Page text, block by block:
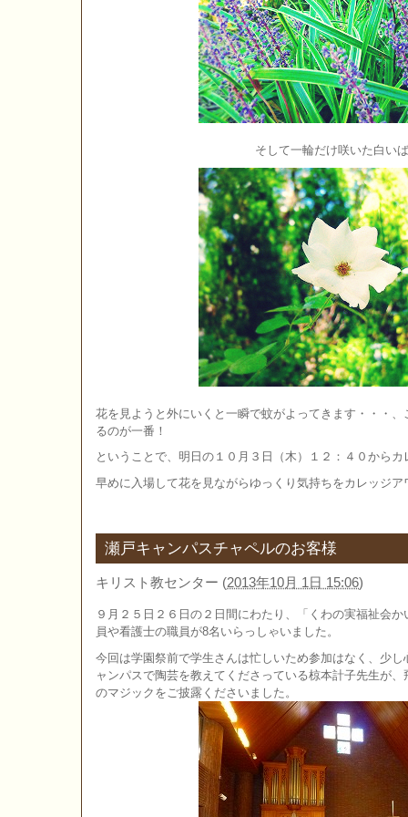
そして一輪だけ咲いた白い
花を見ようと外にいくと一瞬で蚊がよってきます・・・
るのが一番！
ということで、明日の１０月３日（木）１２：４０から
早めに入場して花を見ながらゆっくり気持ちをカレッジ
瀬戸キャンパスチャペルのお客様
キリスト教センター (2013年10月 1日 15:06)
９月２５日２６日の２日間にわたり、「くわの実福祉会
員や看護士の職員が8名いらっしゃいました。
今回は学園祭前で学生さんは忙しいため参加はなく、少
ャンパスで陶芸を教えてくださっている椋本計子先生が
のマジックをご披露くださいました。